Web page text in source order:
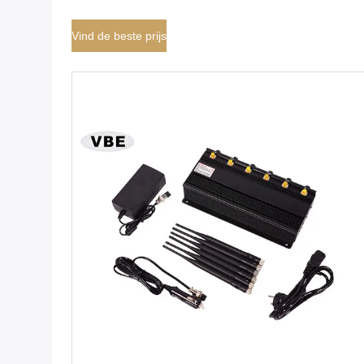
Vind de beste prijs